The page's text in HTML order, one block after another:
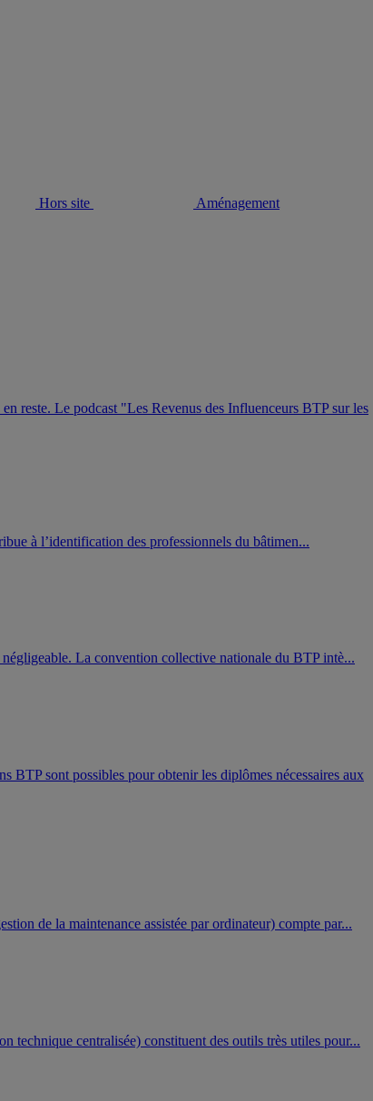
Hors site Aménagement
reste. Le podcast "Les Revenus des Influenceurs BTP sur les
à l’identification des professionnels du bâtimen...
La convention collective nationale du BTP intè...
BTP sont possibles pour obtenir les diplômes nécessaires aux
de la maintenance assistée par ordinateur) compte par...
technique centralisée) constituent des outils très utiles pour...